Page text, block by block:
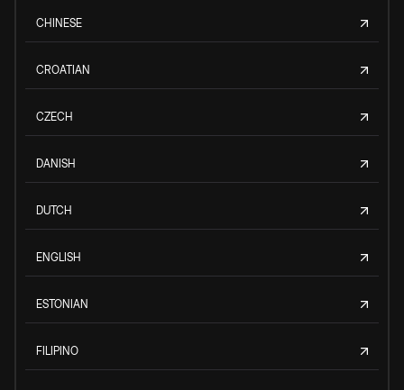
CHINESE
CROATIAN
CZECH
DANISH
DUTCH
ENGLISH
ESTONIAN
FILIPINO